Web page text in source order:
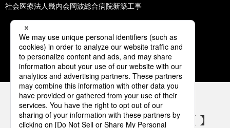
社会医療法人幾内会岡波総合病院新築工事
2 3 4 5 6
パナソニックの電気設備 SNSアカウント